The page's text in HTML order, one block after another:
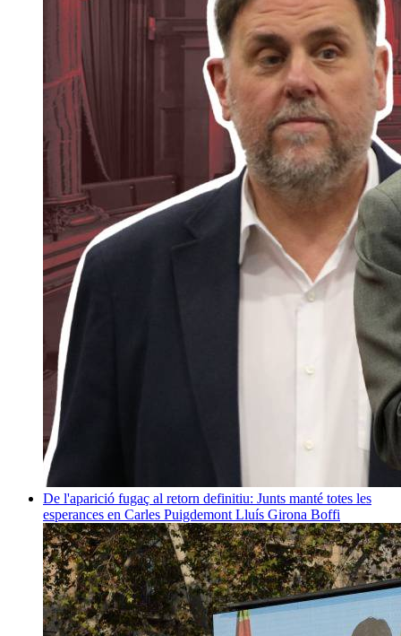
De l'aparició fugaç al retorn definitiu: Junts manté totes les
esperances en Carles Puigdemont Lluís Girona Boffi